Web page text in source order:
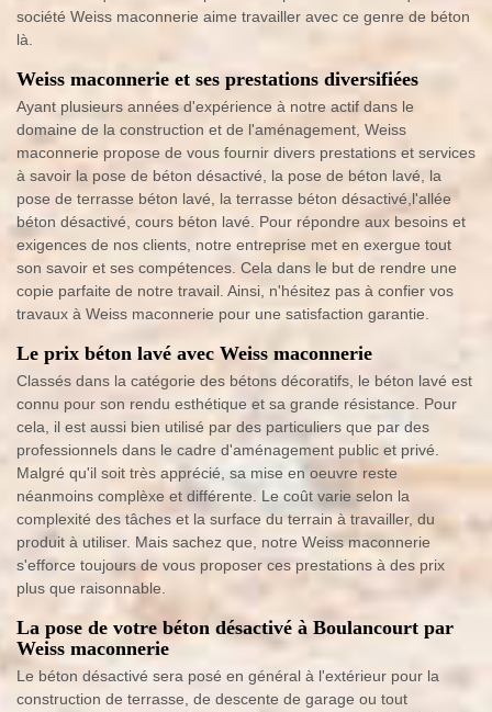
société Weiss maconnerie aime travailler avec ce genre de béton
là.
Weiss maconnerie et ses prestations diversifiées
Ayant plusieurs années d'expérience à notre actif dans le
domaine de la construction et de l'aménagement, Weiss
maconnerie propose de vous fournir divers prestations et services
à savoir la pose de béton désactivé, la pose de béton lavé, la
pose de terrasse béton lavé, la terrasse béton désactivé,l'allée
béton désactivé, cours béton lavé. Pour répondre aux besoins et
exigences de nos clients, notre entreprise met en exergue tout
son savoir et ses compétences. Cela dans le but de rendre une
copie parfaite de notre travail. Ainsi, n'hésitez pas à confier vos
travaux à Weiss maconnerie pour une satisfaction garantie.
Le prix béton lavé avec Weiss maconnerie
Classés dans la catégorie des bétons décoratifs, le béton lavé est
connu pour son rendu esthétique et sa grande résistance. Pour
cela, il est aussi bien utilisé par des particuliers que par des
professionnels dans le cadre d'aménagement public et privé.
Malgré qu'il soit très apprécié, sa mise en oeuvre reste
néanmoins complèxe et différente. Le coût varie selon la
complexité des tâches et la surface du terrain à travailler, du
produit à utiliser. Mais sachez que, notre Weiss maconnerie
s'efforce toujours de vous proposer ces prestations à des prix
plus que raisonnable.
La pose de votre béton désactivé à Boulancourt par
Weiss maconnerie
Le béton désactivé sera posé en général à l'extérieur pour la
construction de terrasse, de descente de garage ou tout